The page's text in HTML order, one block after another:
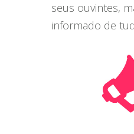
seus ouvintes,
informado de